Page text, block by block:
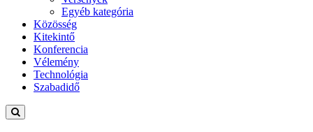
Egyéb kategória
Közösség
Kitekintő
Konferencia
Vélemény
Technológia
Szabadidő